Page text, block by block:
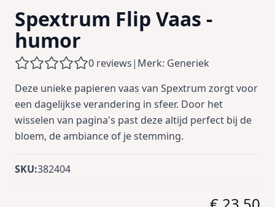
Spextrum Flip Vaas -
humor
0 reviews| Merk: Generiek
Deze unieke papieren vaas van Spextrum zorgt voor
een dagelijkse verandering in sfeer. Door het
wisselen van pagina's past deze altijd perfect bij de
bloem, de ambiance of je stemming.
SKU:382404